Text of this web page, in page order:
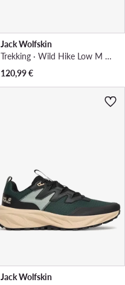
Jack Wolfskin
Trekking · Wild Hike Low M A65579 · Bež
120,99€
Jack Wolfskin